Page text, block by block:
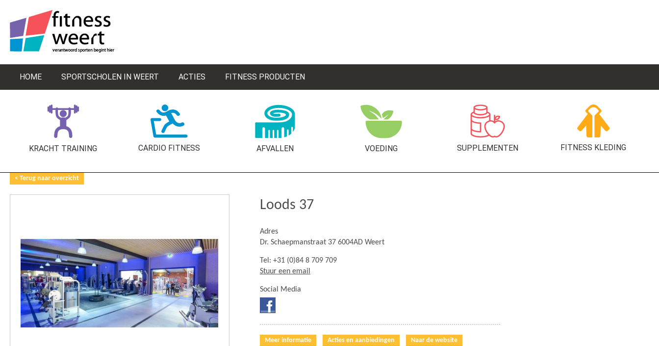
HOME SPORTSCHOLEN IN WEERT ACTIES FITNESS PRODUCTEN
KRACHT TRAINING CARDIO FITNESS AFVALLEN VOEDING SUPPLEMENTEN FITNESS KLEDING
< Terug naar overzicht
Loods 37
Adres
Dr. Schaepmanstraat 37 6004AD Weert
Tel: +31 (0)84 8 709 709
Stuur een email
Social Media
Meer informatie Acties en aanbiedingen Naar de website